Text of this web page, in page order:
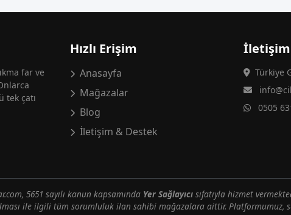
far ve
tek çatı
Hızlı Erişim
Anasayfa
Mağazalar
Blog
İletişim & Destek
İletişim
Türkiye
0505
5651 sayılı kanun kapsamında Yer Sağlayıcı sıfatıyla hizmet
ile ilgili tüm sorumluluk ilan sahibi mağazalara aittir. Platformumuz,